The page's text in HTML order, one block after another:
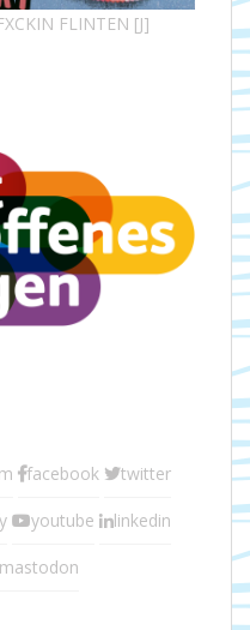
FLINTEN [J]
facebook twitter
youtube linkedin
mastodon